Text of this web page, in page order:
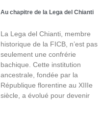
Au chapitre de la Lega del Chianti
La Lega del Chianti, membre
historique de la FICB, n’est pas
seulement une confrérie
bachique. Cette institution
ancestrale, fondée par la
République florentine au XIIIe
siècle, a évolué pour devenir